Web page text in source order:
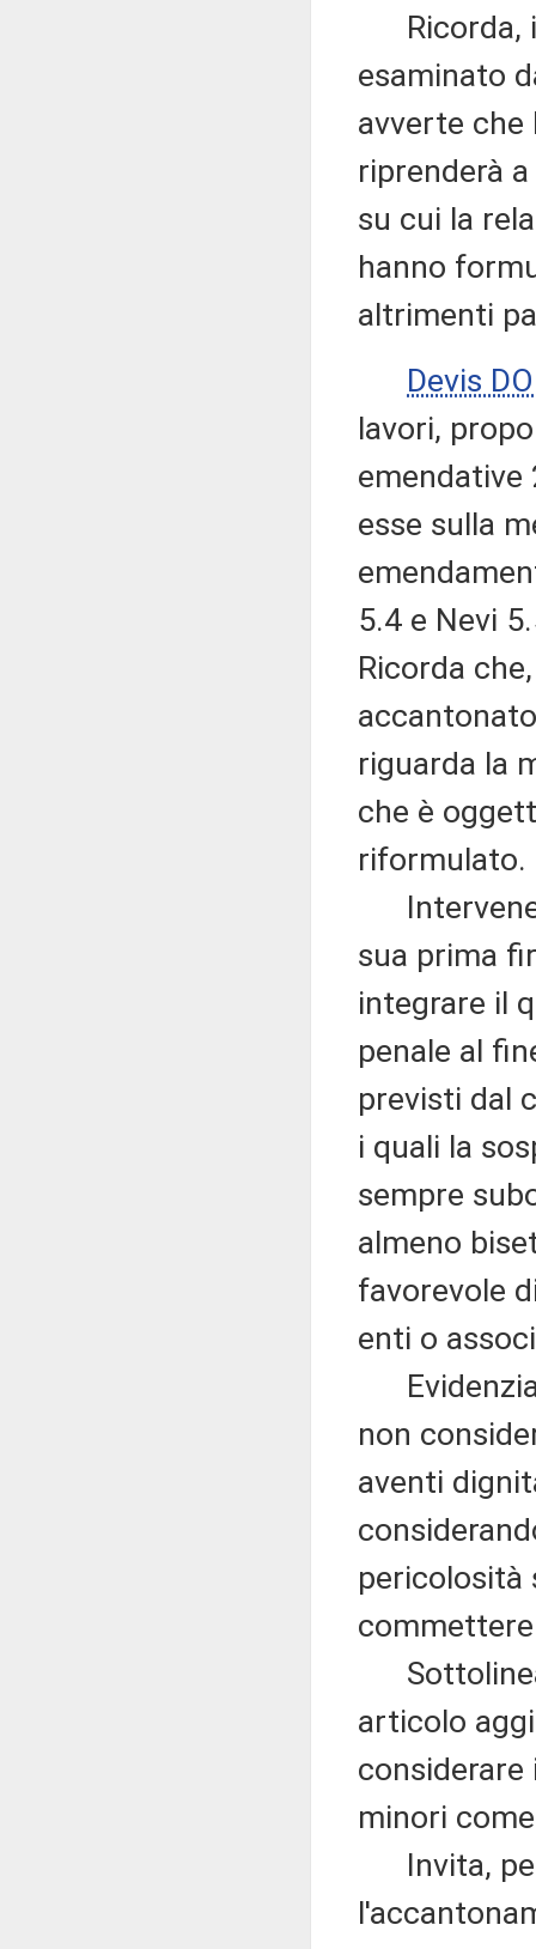
Ricorda,
esaminato
avverte che
riprenderà
su cui la
hanno
altrimenti
Devis
lavori,
emendative
esse sulla
5.4 e Nevi
Ricorda
riguarda la
che è
riformulato.
sua prima
integrare il
penale al
previsti dal
i quali la
sempre
almeno
favorevole
enti o
non
aventi
pericolosità
articolo
minori
Invita,